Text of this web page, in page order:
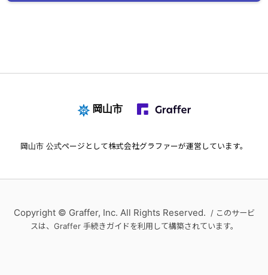
岡山市
岡山市 公式ページとして株式会社グラファーが運営しています。
Copyright © Graffer, Inc. All Rights Reserved. / このサービ
スは、Graffer 手続きガイドを利用して構築されています。